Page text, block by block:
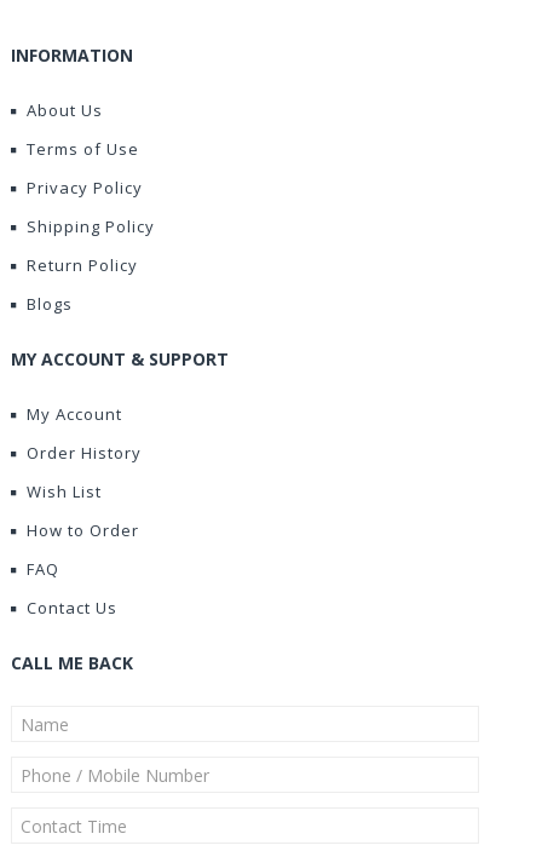
INFORMATION
About Us
Terms of Use
Privacy Policy
Shipping Policy
Return Policy
Blogs
MY ACCOUNT & SUPPORT
My Account
Order History
Wish List
How to Order
FAQ
Contact Us
CALL ME BACK